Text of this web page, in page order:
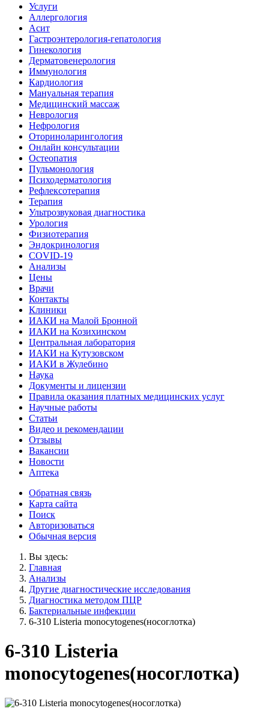
Услуги
Аллергология
Асит
Гастроэнтерология-гепатология
Гинекология
Дерматовенерология
Иммунология
Кардиология
Мануальная терапия
Медицинский массаж
Неврология
Нефрология
Оториноларингология
Онлайн консультации
Остеопатия
Пульмонология
Психодерматология
Рефлексотерапия
Терапия
Ультрозвуковая диагностика
Урология
Физиотерапия
Эндокринология
COVID-19
Анализы
Цены
Врачи
Контакты
Клиники
ИАКИ на Малой Бронной
ИАКИ на Козихинском
Центральная лаборатория
ИАКИ на Кутузовском
ИАКИ в Жулебино
Наука
Документы и лицензии
Правила оказания платных медицинских услуг
Научные работы
Статьи
Видео и рекомендации
Отзывы
Вакансии
Новости
Аптека
Обратная связь
Карта сайта
Поиск
Авторизоваться
Обычная версия
Вы здесь:
Главная
Анализы
Другие диагностические исследования
Диагностика методом ПЦР
Бактериальные инфекции
6-310 Listeria monocytogenes(носоглотка)
6-310 Listeria
monocytogenes(носоглотка)